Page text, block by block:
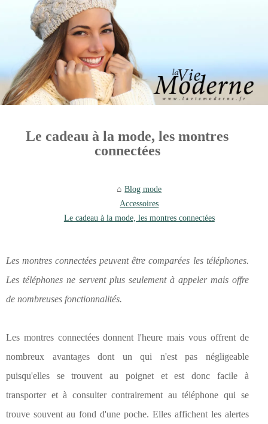
Le cadeau à la mode, les montres
connectées
Blog mode
Accessoires
Le cadeau à la mode, les montres connectées
Les montres connectées peuvent être comparées les téléphones.
Les téléphones ne servent plus seulement à appeler mais offre
de nombreuses fonctionnalités.
Les montres connectées donnent l'heure mais vous offrent de
nombreux avantages dont un qui n'est pas négligeable
puisqu'elles se trouvent au poignet et est donc facile à
transporter et à consulter contrairement au téléphone qui se
trouve souvent au fond d'une poche. Elles affichent les alertes